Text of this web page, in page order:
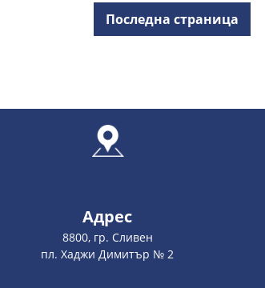
Последна страница
Адрес
8800, гр. Сливен
пл. Хаджи Димитър № 2